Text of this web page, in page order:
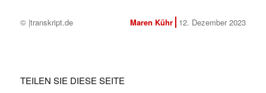
© |transkript.de Maren Kühr 12. Dezember 2023
TEILEN SIE DIESE SEITE